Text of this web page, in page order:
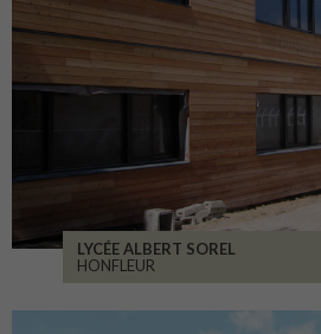
LYCÉE ALBERT SOREL
HONFLEUR